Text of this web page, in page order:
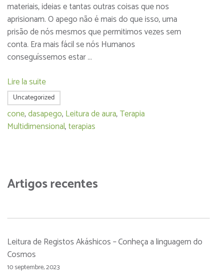
materiais, ideias e tantas outras coisas que nos
aprisionam. O apego não é mais do que isso, uma
prisão de nós mesmos que permitimos vezes sem
conta. Era mais fácil se nós Humanos
conseguíssemos estar …
Lire la suite
Uncategorized
cone,dasapego, Leitura de aura,Terapia
Multidimensional,terapias
Artigos recentes
Leitura de Registos Akáshicos – Conheça a linguagem do
Cosmos
10 septembre, 2023